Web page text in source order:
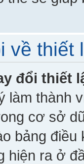
về thiết
đổi thiết
làm thành
cơ sở
bảng
hiện ra ở